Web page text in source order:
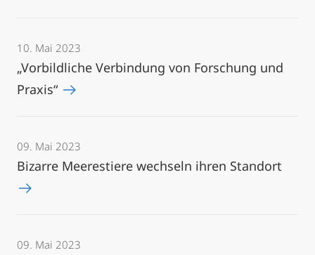
10. Mai 2023
„Vorbildliche Verbindung von Forschung und
Praxis“
09. Mai 2023
Bizarre Meerestiere wechseln ihren Standort
09. Mai 2023